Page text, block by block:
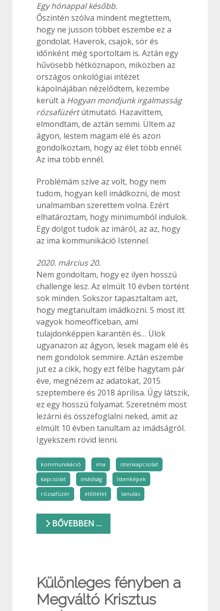
Egy hónappal később.
Őszintén szólva mindent megtettem,
hogy ne jusson többet eszembe ez a
gondolat. Haverok, csajok, sör és
időnként még sportoltam is. Aztán egy
hűvösebb hétköznapon, miközben az
országos onkológiai intézet
kápolnájában nézelődtem, kezembe
került a Hogyan mondjunk irgalmasság
rózsafüzértútmutató. Hazavittem,
elmondtam, de aztán semmi. Ültem az
ágyon, lestem magam elé és azon
gondolkoztam, hogy az élet több ennél.
Az ima több ennél.
Problémám szíve az volt, hogy nem
tudom, hogyan kell imádkozni, de most
unalmamban szerettem volna. Ezért
elhatároztam, hogy minimumból indulok.
Egy dolgot tudok az imáról, az az, hogy
az ima kommunikáció Istennel.
2020. március 20.
Nem gondoltam, hogy ez ilyen hosszú
challenge lesz. Az elmúlt 10 évben történt
sok minden. Sokszor tapasztaltam azt,
hogy megtanultam imádkozni. S most itt
vagyok homeofficeban, ami
tulajdonképpen karantén és… Ülök
ugyanazon az ágyon, lesek magam elé és
nem gondolok semmire. Aztán eszembe
jut ez a cikk, hogy ezt félbe hagytam pár
éve, megnézem az adatokat, 2015
szeptembere és 2018 áprilisa. Úgy látszik,
ez egy hosszú folyamat. Szeretném most
lezárni és összefoglalni neked, amit az
elmúlt 10 évben tanultam az imádságról.
Igyekszem rövid lenni.
kommunikáció ima
istenkapcsolat
kapcsolat
imádság
Istenképek
rózsafüzér
előítélet tanulás
BŐVEBBEN …
Különleges fényben a
Megváltó Krisztus